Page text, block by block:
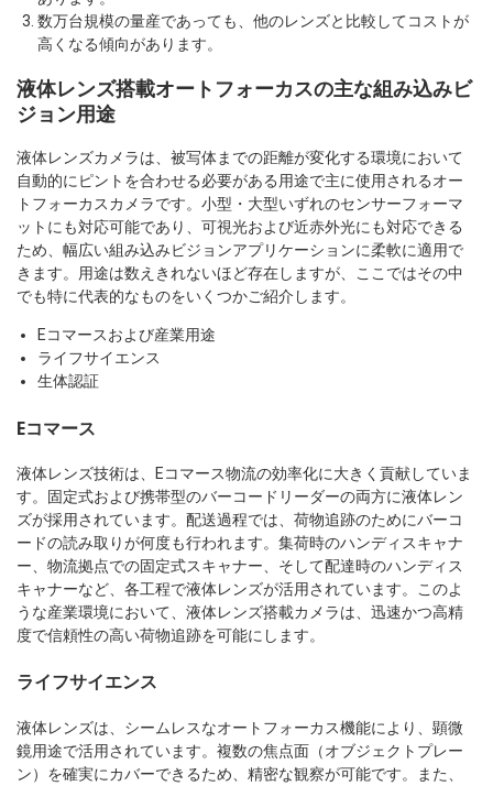
数万台規模の量産であっても、他のレンズと比較してコストが
高くなる傾向があります。
液体レンズ搭載オートフォーカスの主な組み込みビ
ジョン用途
液体レンズカメラは、被写体までの距離が変化する環境において
自動的にピントを合わせる必要がある用途で主に使用されるオー
トフォーカスカメラです。小型・大型いずれのセンサーフォーマ
ットにも対応可能であり、可視光および近赤外光にも対応できる
ため、幅広い組み込みビジョンアプリケーションに柔軟に適用で
きます。用途は数えきれないほど存在しますが、ここではその中
でも特に代表的なものをいくつかご紹介します。
Eコマースおよび産業用途
ライフサイエンス
生体認証
Eコマース
液体レンズ技術は、Eコマース物流の効率化に大きく貢献していま
す。固定式および携帯型のバーコードリーダーの両方に液体レン
ズが採用されています。配送過程では、荷物追跡のためにバーコ
ードの読み取りが何度も行われます。集荷時のハンディスキャナ
ー、物流拠点での固定式スキャナー、そして配達時のハンディス
キャナーなど、各工程で液体レンズが活用されています。このよ
うな産業環境において、液体レンズ搭載カメラは、迅速かつ高精
度で信頼性の高い荷物追跡を可能にします。
ライフサイエンス
液体レンズは、シームレスなオートフォーカス機能により、顕微
鏡用途で活用されています。複数の焦点面（オブジェクトプレー
ン）を確実にカバーできるため、精密な観察が可能です。また、